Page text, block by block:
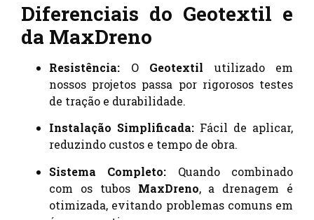
Diferenciais do Geotextil e
da MaxDreno
Resistência: O Geotextil utilizado em
nossos projetos passa por rigorosos testes
de tração e durabilidade.
Instalação Simplificada: Fácil de aplicar,
reduzindo custos e tempo de obra.
Sistema Completo: Quando combinado
com os tubos MaxDreno, a drenagem é
otimizada, evitando problemas comuns em